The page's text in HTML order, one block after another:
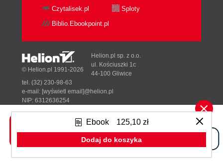
Ebook 125,10 zł
Dodaj do koszyka
Czytalisek.pl
Sploty
Biblio.Ebookpoint.pl
Tonik.pl
© Helion.pl 1991-2026
Helion.pl sp. z o.o.
ul. Kościuszki 1c
44-100 Gliwice
tel. (32) 230-98-63
e-mail: [wyświetl email]@helion.pl
NIP: 6312636254